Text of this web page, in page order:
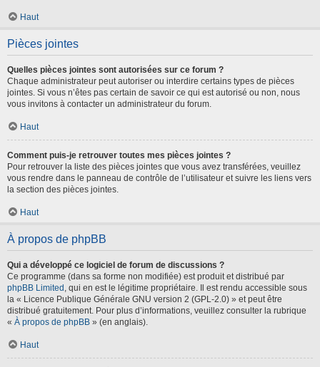
Haut
Pièces jointes
Quelles pièces jointes sont autorisées sur ce forum ?
Chaque administrateur peut autoriser ou interdire certains types de pièces
jointes. Si vous n’êtes pas certain de savoir ce qui est autorisé ou non, nous
vous invitons à contacter un administrateur du forum.
Haut
Comment puis-je retrouver toutes mes pièces jointes ?
Pour retrouver la liste des pièces jointes que vous avez transférées, veuillez
vous rendre dans le panneau de contrôle de l’utilisateur et suivre les liens vers
la section des pièces jointes.
Haut
À propos de phpBB
Qui a développé ce logiciel de forum de discussions ?
Ce programme (dans sa forme non modifiée) est produit et distribué par
phpBB Limited , qui en est le légitime propriétaire. Il est rendu accessible sous
la « Licence Publique Générale GNU version 2 (GPL-2.0) » et peut être
distribué gratuitement. Pour plus d’informations, veuillez consulter la rubrique
« À propos de phpBB » (en anglais).
Haut